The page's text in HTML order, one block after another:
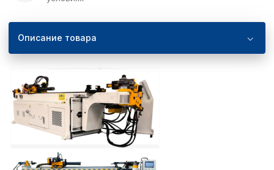
Описание товара